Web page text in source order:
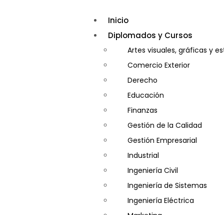
Inicio
Diplomados y Cursos
Artes visuales, gráficas y
Comercio Exterior
Derecho
Educación
Finanzas
Gestión de la Calidad
Gestión Empresarial
Industrial
Ingeniería Civil
Ingeniería de Sistemas
Ingeniería Eléctrica